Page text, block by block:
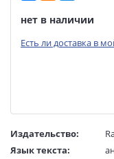
нет в наличии
Есть ли доставка в
Издательство:
Язык текста: